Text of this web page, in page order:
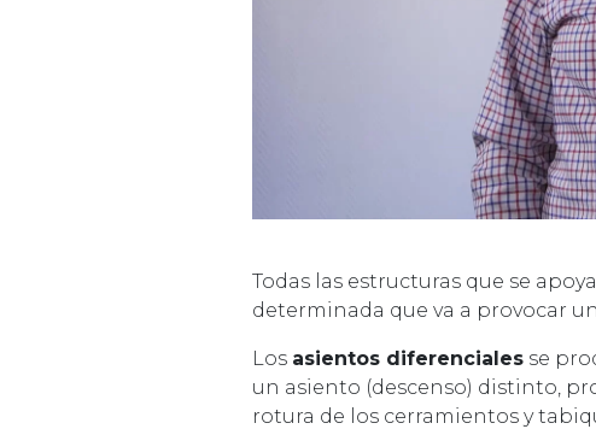
Todas las estructuras que se
determinada que va a provocar
Los asientos diferenciales se
un asiento (descenso) distinto,
rotura de los cerramientos y